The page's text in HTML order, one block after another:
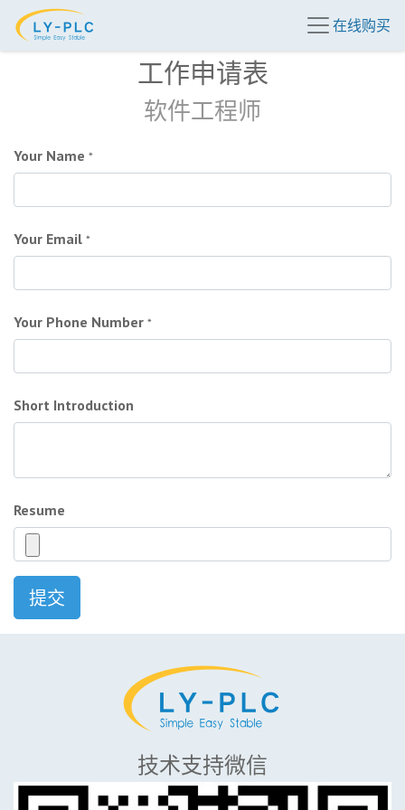
在线购买
工作申请表
软件工程师
Your Name *
Your Email *
Your Phone Number *
Short Introduction
Resume
提交
技术支持微信